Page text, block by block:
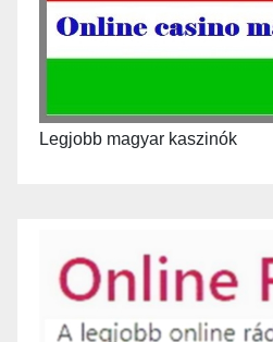
Legjobb magyar kaszinók